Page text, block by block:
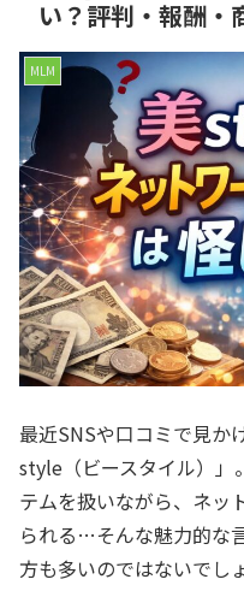
い？評判・報酬・
MLM
最近SNSや口コミで見か
style（ビースタイル）」
テムを扱いながら、ネッ
られる…そんな魅力的な
方も多いのではないでし